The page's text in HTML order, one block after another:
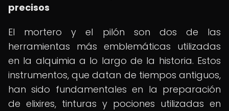
precisos
El mortero y el pilón son dos de las
herramientas más emblemáticas utilizadas
en la alquimia a lo largo de la historia. Estos
instrumentos, que datan de tiempos antiguos,
han sido fundamentales en la preparación
de elixires, tinturas y pociones utilizadas en